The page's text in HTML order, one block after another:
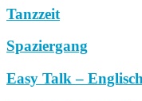
Tanzzeit
Spaziergang
Easy Talk –